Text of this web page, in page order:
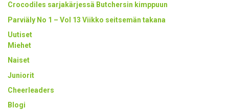
Crocodiles sarjakärjessä Butchersin kimppuun
Parviäly No 1 – Vol 13 Viikko seitsemän takana
Uutiset
Miehet
Naiset
Juniorit
Cheerleaders
Blogi